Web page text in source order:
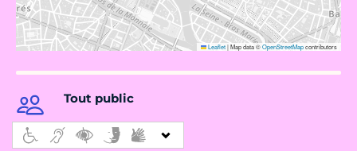
Leaflet|Map data ©OpenStreetMapcontributors
Tout public